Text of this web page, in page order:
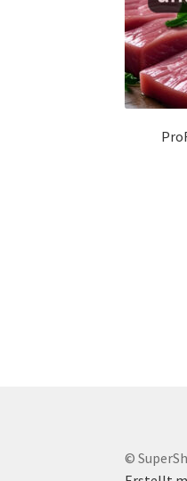
©